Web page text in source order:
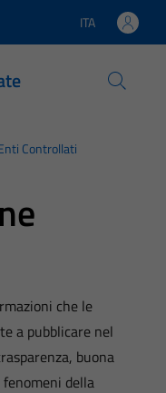
Lingua attiva:
ITA
Controllati
che le
a pubblicare nel
buona
della